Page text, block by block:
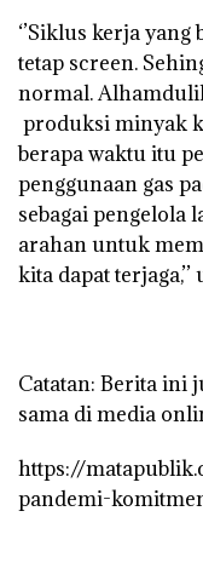
‘’Siklus kerja
tetap screen.
normal.
produksi minyak
berapa waktu itu
penggunaan gas
sebagai pengelola
arahan untuk
kita dapat
Catatan: Berita ini
sama di media
https://
pandemi-